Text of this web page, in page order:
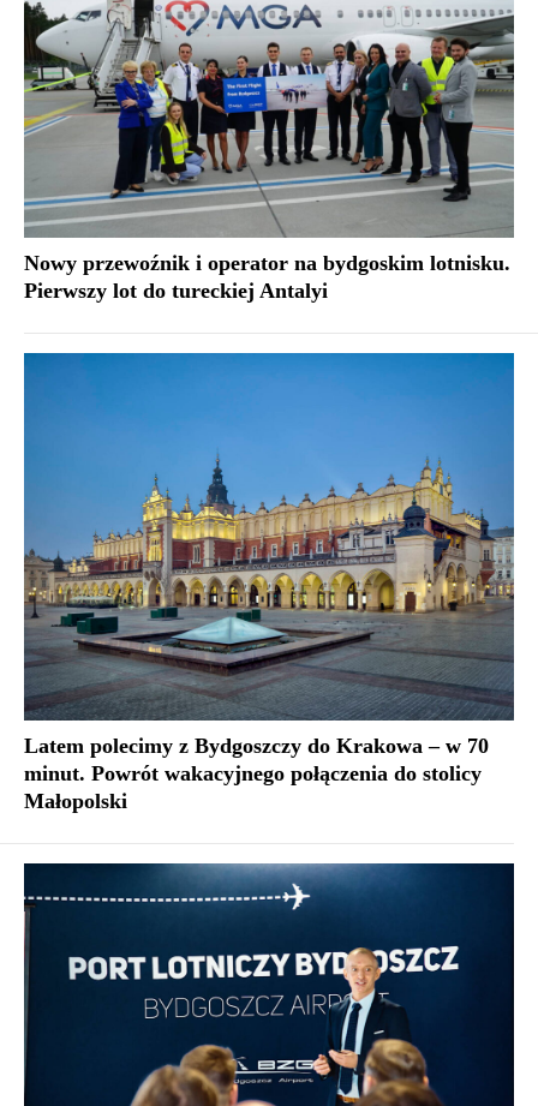
Nowy przewoźnik i operator na bydgoskim lotnisku.
Pierwszy lot do tureckiej Antalyi
Latem polecimy z Bydgoszczy do Krakowa – w 70
minut. Powrót wakacyjnego połączenia do stolicy
Małopolski